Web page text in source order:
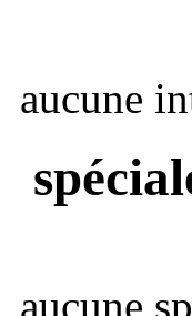
aucune
aucune